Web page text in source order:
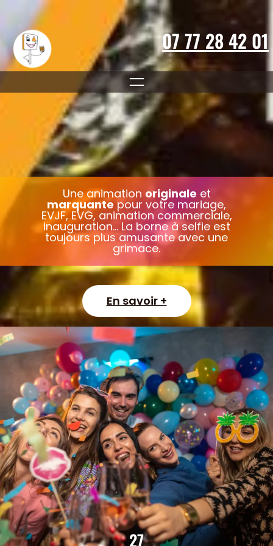
contenu
07 77 28 42 01
Une animation originale et
marquantepour votre mariage,
EVJF, EVG, animation commerciale,
inauguration… La borne à selfie est
toujours plus amusante avec une
grimace.
En savoir +
27